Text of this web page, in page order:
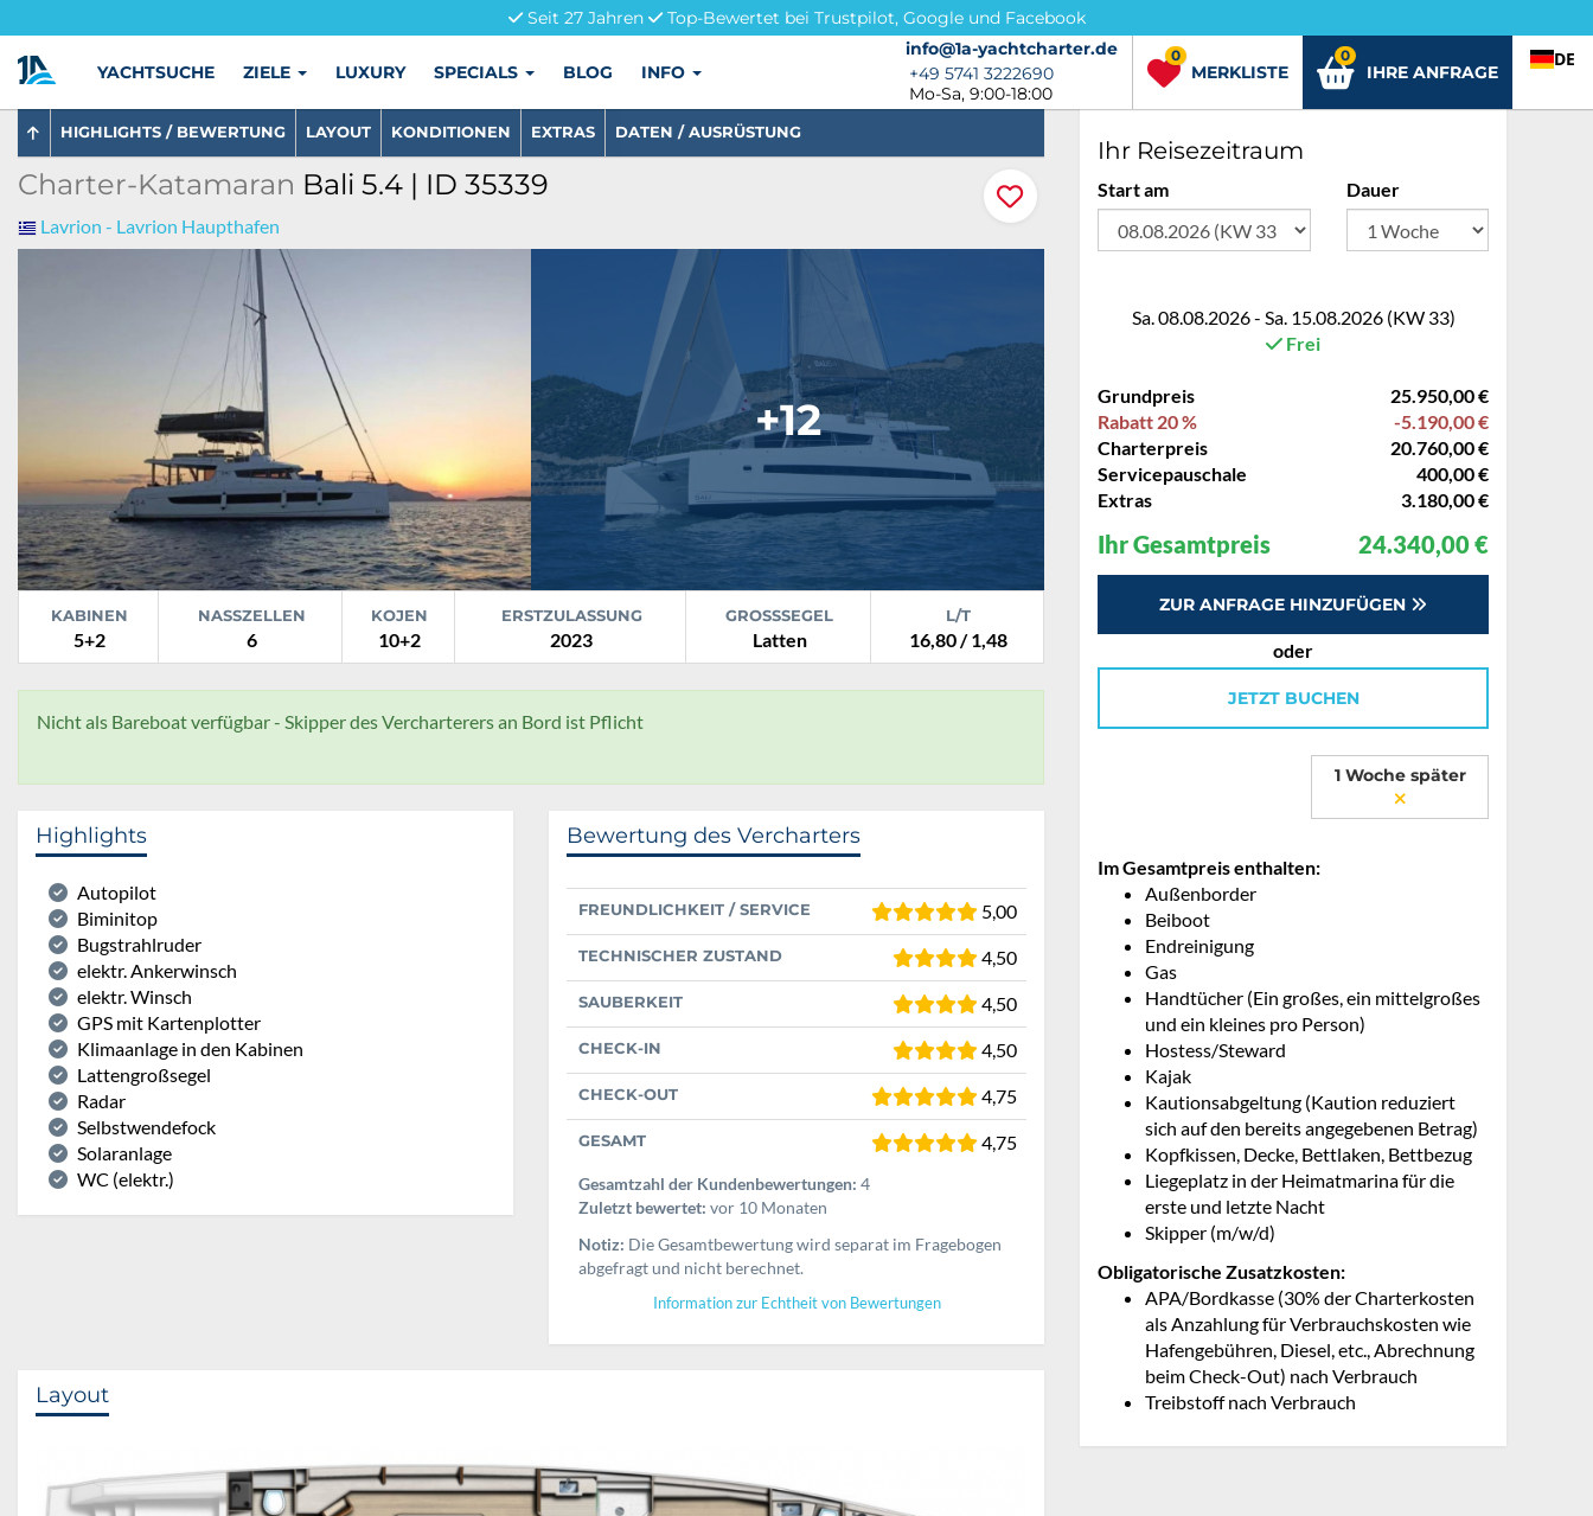
Seit 27 Jahren
Top-Bewertet bei Trustpilot, Google und Facebook
info@1a-yachtcharter.de
info@1a-yachtcharter.de
+49 5741 3222690
+49 5741 3222690
Mo-Sa, 9:00-18:00
MERKLISTE
0
IHRE ANFRAGE
0 DE
YACHTSUCHE ZIELE LUXURY SPECIALS BLOG INFO
HIGHLIGHTS / BEWERTUNG LAYOUT KONDITIONEN EXTRAS DATEN / AUSRÜSTUNG
Charter-Katamaran Bali 5.4 | ID 35339
Lavrion - Lavrion Haupthafen
+12
KABINEN
5+2
NASSZELLEN
6
KOJEN
10+2
ERSTZULASSUNG
2023
GROSSSEGEL
Latten
L/T
16,80 / 1,48
Nicht als Bareboat verfügbar - Skipper des Vercharterers an Bord ist Pflicht
Highlights
Autopilot
Biminitop
Bugstrahlruder
elektr. Ankerwinsch
elektr. Winsch
GPS mit Kartenplotter
Klimaanlage in den Kabinen
Lattengroßsegel
Radar
Selbstwendefock
Solaranlage
WC (elektr.)
Bewertung des Vercharters
FREUNDLICHKEIT / SERVICE 5,00
TECHNISCHER ZUSTAND 4,50
SAUBERKEIT 4,50
CHECK-IN 4,50
CHECK-OUT 4,75
GESAMT 4,75
Gesamtzahl der Kundenbewertungen: 4
Zuletzt bewertet: vor 10 Monaten
Notiz: Die Gesamtbewertung wird separat im Fragebogen
abgefragt und nicht berechnet.
Information zur Echtheit von Bewertungen
Layout
Ihr Reisezeitraum
Start am Dauer
Sa. 08.08.2026 - Sa. 15.08.2026 (KW 33)
Frei
Grundpreis
25.950,00 €
Rabatt 20 %
-5.190,00 €
Charterpreis
20.760,00 €
Servicepauschale
400,00 €
Extras
3.180,00 €
Ihr Gesamtpreis 24.340,00 €
ZUR ANFRAGE HINZUFÜGEN
oder
JETZT BUCHEN
1 Woche später
Im Gesamtpreis enthalten:
Außenborder
Beiboot
Endreinigung
Gas
Handtücher (Ein großes, ein mittelgroßes
und ein kleines pro Person)
Hostess/Steward
Kajak
Kautionsabgeltung (Kaution reduziert
sich auf den bereits angegebenen Betrag)
Kopfkissen, Decke, Bettlaken, Bettbezug
Liegeplatz in der Heimatmarina für die
erste und letzte Nacht
Skipper (m/w/d)
Obligatorische Zusatzkosten:
APA/Bordkasse (30% der Charterkosten
als Anzahlung für Verbrauchskosten wie
Hafengebühren, Diesel, etc., Abrechnung
beim Check-Out) nach Verbrauch
Treibstoff nach Verbrauch